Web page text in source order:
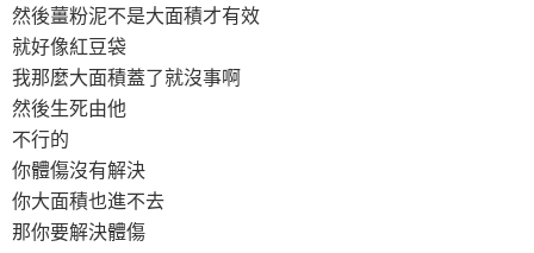
然後薑粉泥不是大面積才有效
就好像紅豆袋
我那麼大面積蓋了就沒事啊
然後生死由他
不行的
你體傷沒有解決
你大面積也進不去
那你要解決體傷